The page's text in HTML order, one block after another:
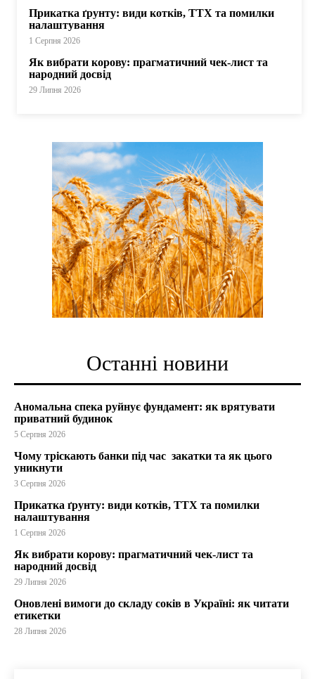
Прикатка ґрунту: види котків, ТТХ та помилки
налаштування
1 Серпня 2026
Як вибрати корову: прагматичний чек-лист та
народний досвід
29 Липня 2026
Останні новини
Аномальна спека руйнує фундамент: як врятувати
приватний будинок
5 Серпня 2026
Чому тріскають банки під час закатки та як цього
уникнути
3 Серпня 2026
Прикатка ґрунту: види котків, ТТХ та помилки
налаштування
1 Серпня 2026
Як вибрати корову: прагматичний чек-лист та
народний досвід
29 Липня 2026
Оновлені вимоги до складу соків в Україні: як читати
етикетки
28 Липня 2026